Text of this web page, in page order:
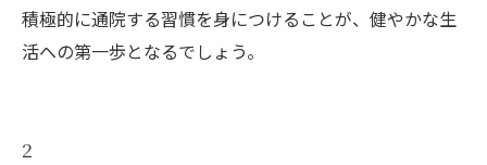
積極的に通院する習慣を身につけることが、健やかな生
活への第一歩となるでしょう。
2